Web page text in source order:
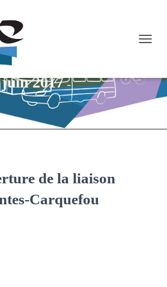
juin 2017
de la liaison
Carquefou